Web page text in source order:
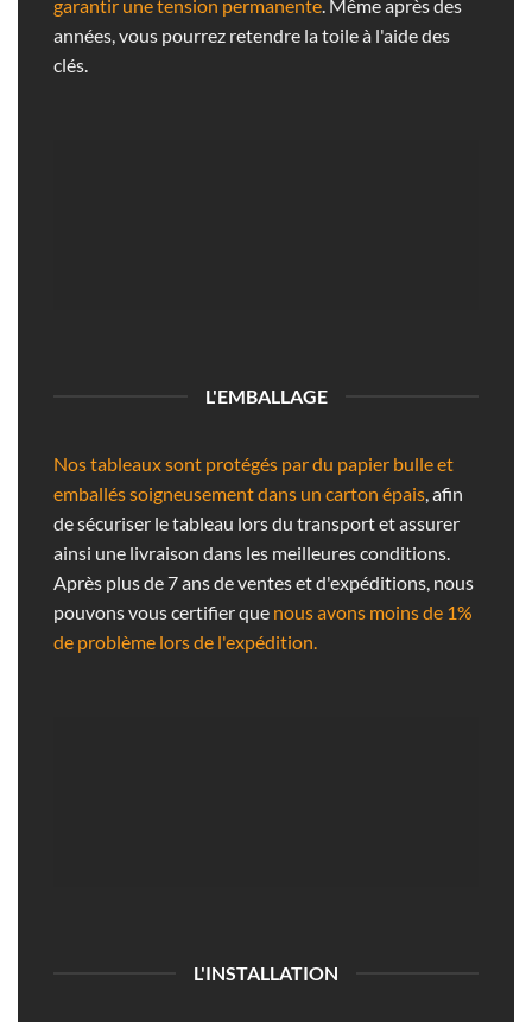
garantir une tension permanente. Même après des
années, vous pourrez retendre la toile à l'aide des
clés.
L'EMBALLAGE
Nos tableaux sont protégés par du papier bulle et
emballés soigneusement dans un carton épais, afin
de sécuriser le tableau lors du transport et assurer
ainsi une livraison dans les meilleures conditions.
Après plus de 7 ans de ventes et d'expéditions, nous
pouvons vous certifier que nous avons moins de 1%
de problème lors de l'expédition.
L'INSTALLATION